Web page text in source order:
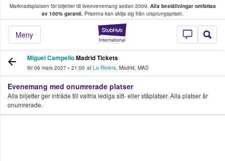
Marknadsplatsen för biljetter till liveevenemang sedan 2009. Alla beställningar omfattas
av 100% garanti. Priserna kan skilja sig från ursprungspriset.
StubHub – där
Meny
köper och säljer biljetter.
Miguel CampelloMadrid Tickets
lör 06 mars 2027 • 21:00 at La Riviera, Madrid, MAD
Evenemang med onumrerade platser
Alla biljetter ger inträde till valfria lediga sitt- eller ståplatser. Alla platser är
onumrerade.